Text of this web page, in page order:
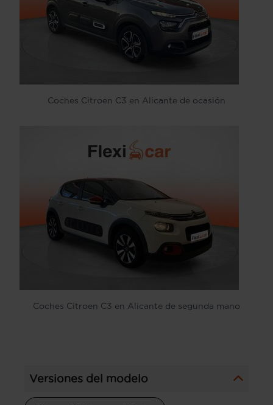
Coches Citroen C3 en Alicante de ocasión
Coches Citroen C3 en Alicante de segunda mano
Versiones del modelo